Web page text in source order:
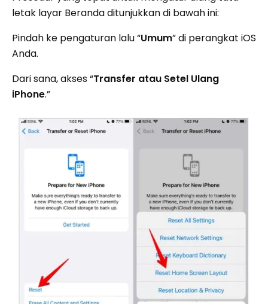
letak layar Beranda ditunjukkan di bawah ini:
Pindah ke pengaturan lalu “Umum” di perangkat iOS
Anda.
Dari sana, akses “Transfer atau Setel Ulang
iPhone.”